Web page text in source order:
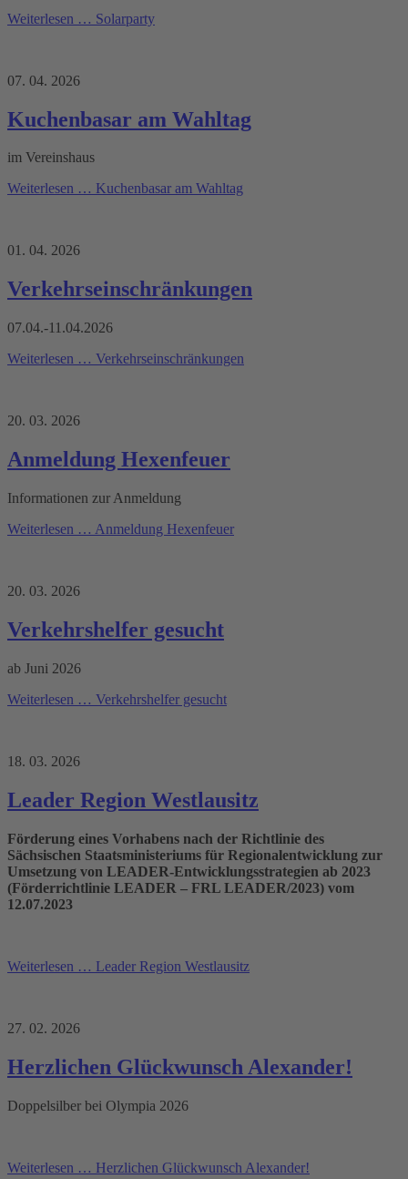
Weiterlesen … Solarparty
07. 04. 2026
Kuchenbasar am Wahltag
im Vereinshaus
Weiterlesen … Kuchenbasar am Wahltag
01. 04. 2026
Verkehrseinschränkungen
07.04.-11.04.2026
Weiterlesen … Verkehrseinschränkungen
20. 03. 2026
Anmeldung Hexenfeuer
Informationen zur Anmeldung
Weiterlesen … Anmeldung Hexenfeuer
20. 03. 2026
Verkehrshelfer gesucht
ab Juni 2026
Weiterlesen … Verkehrshelfer gesucht
18. 03. 2026
Leader Region Westlausitz
Förderung eines Vorhabens nach der Richtlinie des
Sächsischen Staatsministeriums für Regionalentwicklung zur
Umsetzung von LEADER-Entwicklungsstrategien ab 2023
(Förderrichtlinie LEADER – FRL LEADER/2023) vom
12.07.2023
Weiterlesen … Leader Region Westlausitz
27. 02. 2026
Herzlichen Glückwunsch Alexander!
Doppelsilber bei Olympia 2026
Weiterlesen … Herzlichen Glückwunsch Alexander!